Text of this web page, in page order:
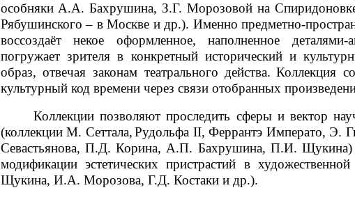
особняки А.А. Бахрушина, З.Г. Морозовой на
Рябушинского – в Москве и др.). Именно предметно-
воссоздаёт некое оформленное, наполненное деталями-
погружает зрителя в конкретный исторический и
образ, отвечая законам театрального действа. Коллекция
культурный код времени через связи отобранных
Коллекции позволяют проследить сферы и вектор
(коллекции М. Сеттала,Рудольфа II, Феррантэ Императо, Э.
Севастьянова, П.Д. Корина, А.П. Бахрушина, П.И. Щукина)
модификации эстетических пристрастий в
Щукина, И.А. Морозова, Г.Д. Костаки и др.).